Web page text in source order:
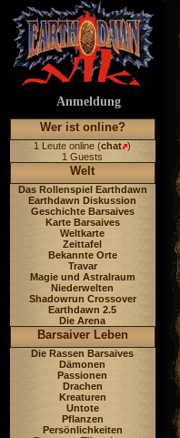
Anmeldung
Wer ist online?
1 Leute online (chat )
1 Guests
Welt
Das Rollenspiel Earthdawn
Earthdawn Diskussion
Geschichte Barsaives
Karte Barsaives
Weltkarte
Zeittafel
Bekannte Orte
Travar
Magie und Astralraum
Niederwelten
Shadowrun Crossover
Earthdawn 2.5
Die Arena
Barsaiver Leben
Die Rassen Barsaives
Dämonen
Passionen
Drachen
Kreaturen
Untote
Pflanzen
Persönlichkeiten